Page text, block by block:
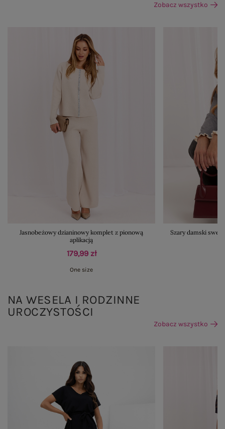
Zobacz wszystko
Jasnobeżowy dzianinowy komplet z pionową
aplikacją
179,99 zł
One size
Szary damski
NA WESELA I RODZINNE
UROCZYSTOŚCI
Zobacz wszystko